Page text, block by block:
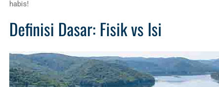
habis!
Definisi Dasar: Fisik vs Isi